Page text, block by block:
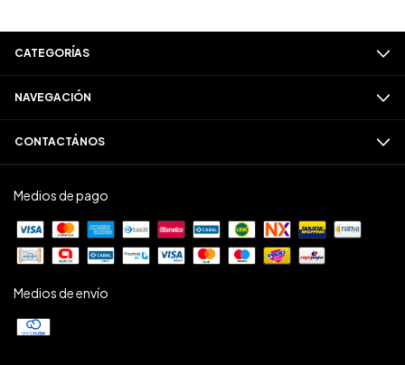
CATEGORÍAS
NAVEGACIÓN
CONTACTÁNOS
Medios de pago
Medios de envío